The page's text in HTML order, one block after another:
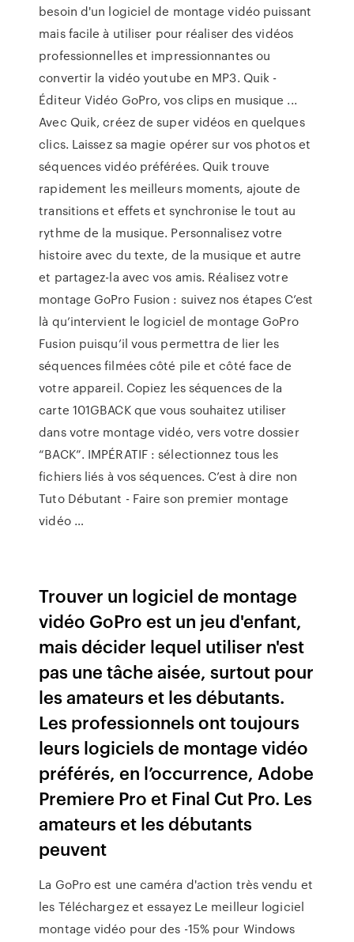
besoin d'un logiciel de montage vidéo puissant
mais facile à utiliser pour réaliser des vidéos
professionnelles et impressionnantes ou
convertir la vidéo youtube en MP3. Quik -
Éditeur Vidéo GoPro, vos clips en musique ...
Avec Quik, créez de super vidéos en quelques
clics. Laissez sa magie opérer sur vos photos et
séquences vidéo préférées. Quik trouve
rapidement les meilleurs moments, ajoute de
transitions et effets et synchronise le tout au
rythme de la musique. Personnalisez votre
histoire avec du texte, de la musique et autre
et partagez-la avec vos amis. Réalisez votre
montage GoPro Fusion : suivez nos étapes C’est
là qu’intervient le logiciel de montage GoPro
Fusion puisqu’il vous permettra de lier les
séquences filmées côté pile et côté face de
votre appareil. Copiez les séquences de la
carte 101GBACK que vous souhaitez utiliser
dans votre montage vidéo, vers votre dossier
“BACK”. IMPÉRATIF : sélectionnez tous les
fichiers liés à vos séquences. C’est à dire non
Tuto Débutant - Faire son premier montage
vidéo …
Trouver un logiciel de montage
vidéo GoPro est un jeu d'enfant,
mais décider lequel utiliser n'est
pas une tâche aisée, surtout pour
les amateurs et les débutants.
Les professionnels ont toujours
leurs logiciels de montage vidéo
préférés, en l’occurrence, Adobe
Premiere Pro et Final Cut Pro. Les
amateurs et les débutants
peuvent
La GoPro est une caméra d'action très vendu et
les Téléchargez et essayez Le meilleur logiciel
montage vidéo pour des -15% pour Windows